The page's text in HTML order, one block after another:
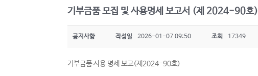
기부금품 모집 및 사용명세 보고서 (제 2024-90호)
공지사항 작성일 2026-01-07 09:50 조회 17349
기부금품 사용 명세 보고(제2024-90호)